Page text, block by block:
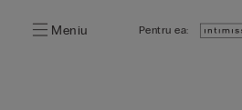
Meniu Pentru ea: